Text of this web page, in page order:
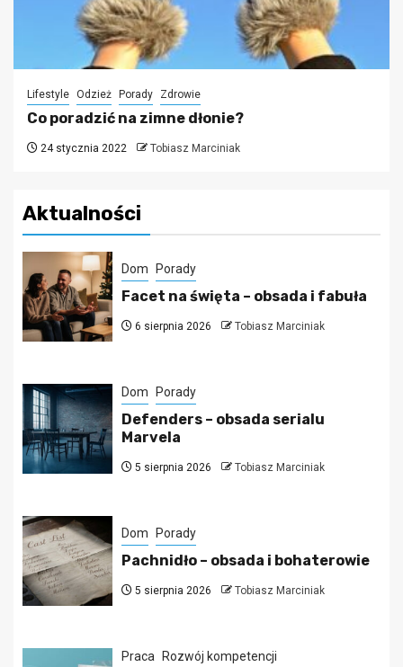
Lifestyle Odzież Porady Zdrowie
Co poradzić na zimne dłonie?
24 stycznia 2022 Tobiasz Marciniak
Aktualności
Dom Porady
Facet na święta – obsada i fabuła
6 sierpnia 2026 Tobiasz Marciniak
Dom Porady
Defenders – obsada serialu
Marvela
5 sierpnia 2026 Tobiasz Marciniak
Dom Porady
Pachnidło – obsada i bohaterowie
5 sierpnia 2026 Tobiasz Marciniak
Praca Rozwój kompetencji